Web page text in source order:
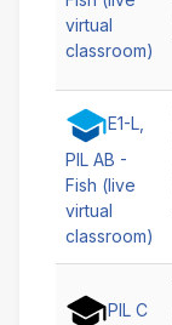
virtual
classroom)
E1-L,
PIL AB -
Fish (live
virtual
classroom)
PIL C